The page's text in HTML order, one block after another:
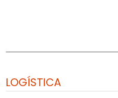
LOGÍSTICA